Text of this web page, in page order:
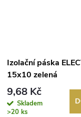
Izolační páska
15x10 zelená
9,68 Kč
Skladem
>20 ks